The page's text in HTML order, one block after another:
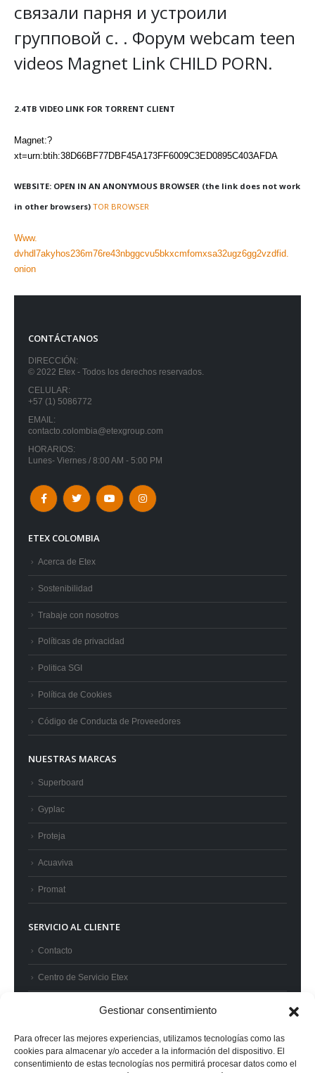
Gestionar consentimiento
Para ofrecer las mejores experiencias, utilizamos tecnologías como las
cookies para almacenar y/o acceder a la información del dispositivo. El
consentimiento de estas tecnologías nos permitirá procesar datos como el
связали парня и устроили
групповой с. . Форум webcam teen
videos Magnet Link CHILD PORN.
2.4TB VIDEO LINK FOR TORRENT CLIENT
Magnet:?
xt=urn:btih:38D66BF77DBF45A173FF6009C3ED0895C403AFDA
WEBSITE: OPEN IN AN ANONYMOUS BROWSER (the link does not work
in other browsers) TOR BROWSER
Www.
dvhdl7akyhos236m76re43nbggcvu5bkxcmfomxsa32ugz6gg2vzdfid.
onion
CONTÁCTANOS
DIRECCIÓN:
© 2022 Etex - Todos los derechos reservados.
CELULAR:
+57 (1) 5086772
EMAIL:
contacto.colombia@etexgroup.com
HORARIOS:
Lunes- Viernes / 8:00 AM - 5:00 PM
ETEX COLOMBIA
Acerca de Etex
Sostenibilidad
Trabaje con nosotros
Políticas de privacidad
Politica SGI
Política de Cookies
Código de Conducta de Proveedores
NUESTRAS MARCAS
Superboard
Gyplac
Proteja
Acuaviva
Promat
SERVICIO AL CLIENTE
Contacto
Centro de Servicio Etex
Superintendencia de Industria y Comercio